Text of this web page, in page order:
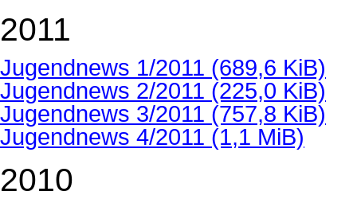
2011
Jugendnews 1/2011 (689,6 KiB)
Jugendnews 2/2011 (225,0 KiB)
Jugendnews 3/2011 (757,8 KiB)
Jugendnews 4/2011 (1,1 MiB)
2010